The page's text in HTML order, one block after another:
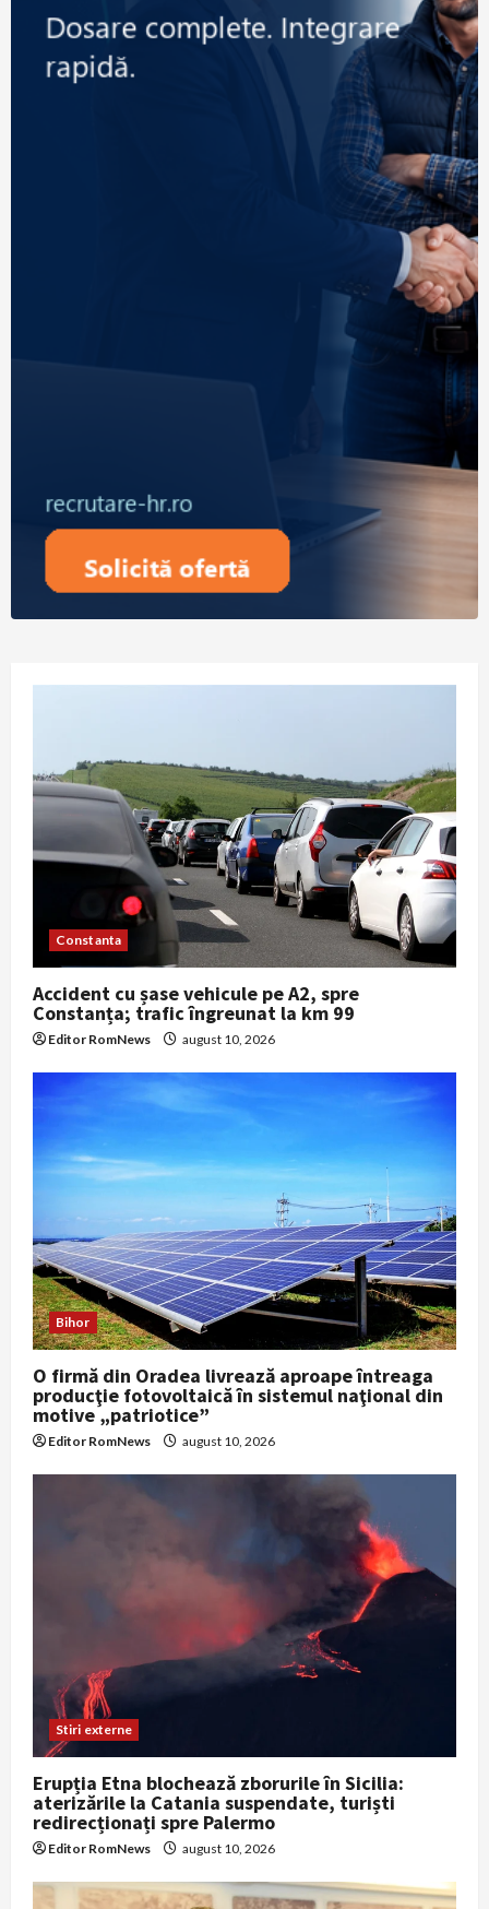
Constanta
Accident cu șase vehicule pe A2, spre
Constanța; trafic îngreunat la km 99
Editor RomNews august 10, 2026
Bihor
O firmă din Oradea livrează aproape întreaga
producţie fotovoltaică în sistemul naţional din
motive „patriotice”
Editor RomNews august 10, 2026
Stiri externe
Erupția Etna blochează zborurile în Sicilia:
aterizările la Catania suspendate, turiști
redirecționați spre Palermo
Editor RomNews august 10, 2026